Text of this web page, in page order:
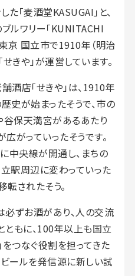
「麦酒堂KASUGAI」と、
ルワリー「KUNITACHI
東京 国立市で1910年（明治
きや」が運営しています。
酒店「せきや」は、1910年
史が始まったそうで、市の
保天満宮があるあたり
がっていったそうです。
中央線が開通し、まちの
駅周辺に変わっていった
転されたそう。
必ずお酒があり、人の交流
ともに、100年以上も国立
をつなぐ役割を担ってきた
ールを発信源に新しい試